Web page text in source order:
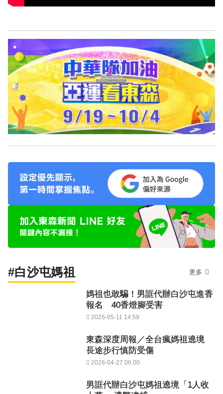
#白沙屯媽祖 更多
媽祖也敢騙！男誆代辦白沙屯進香
報名 40香燈腳受害
2026-05-11 14:59
東森深度周報／全台瘋媽祖遶境
長途步行慎防受傷
2026-04-27 06:00
男誆代辦白沙屯媽祖遶境「1人收